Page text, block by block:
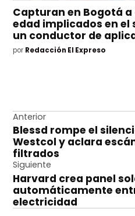
Capturan en Bogotá
edad implicados en el
un conductor de
por Redacción El Expreso
Navegación
de
entradas
Anterior
Blessd rompe el
Westcol y aclara
filtrados
Siguiente
Harvard crea panel
automáticamente
electricidad